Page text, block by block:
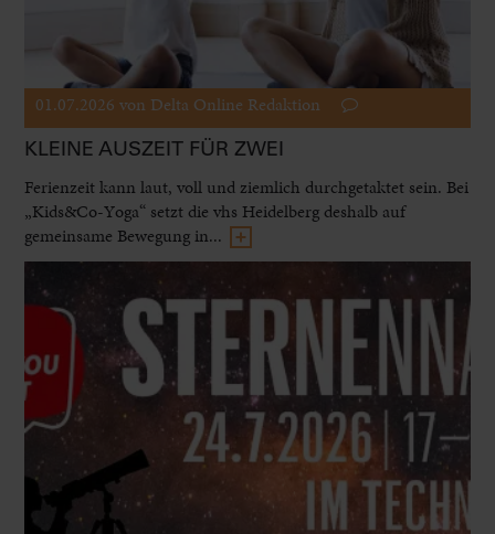
01.07.2026 von Delta Online Redaktion
KLEINE AUSZEIT FÜR ZWEI
Ferienzeit kann laut, voll und ziemlich durchgetaktet sein. Bei
„Kids&Co-Yoga“ setzt die vhs Heidelberg deshalb auf
gemeinsame Bewegung in...